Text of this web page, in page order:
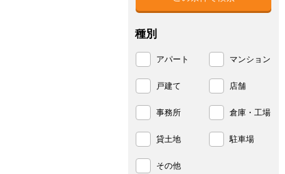
種別
アパート マンション
戸建て 店舗
事務所 倉庫・工場
貸土地 駐車場
その他